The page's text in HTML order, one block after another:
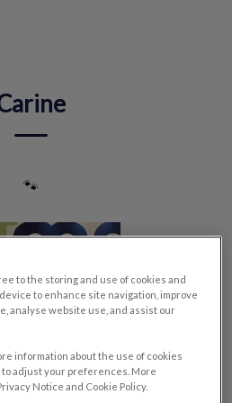
🐾
to the storing and use of cookies and
to enhance site navigation, improve
analyse website use, and assist our
information about the use of cookies
adjust your preferences. More
Notice and Cookie Policy.